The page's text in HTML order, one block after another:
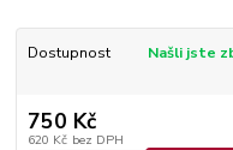
Dostupnost Našli jste
750 Kč
620 Kč bez DPH